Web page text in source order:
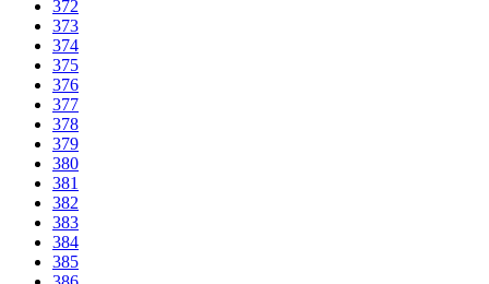
372
373
374
375
376
377
378
379
380
381
382
383
384
385